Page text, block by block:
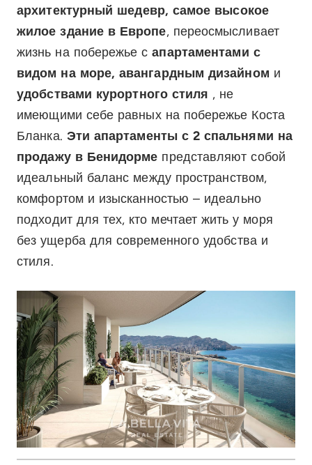
архитектурный шедевр, самое высокое
жилое здание в Европе, переосмысливает
жизнь на побережье сапартаментами с
видом на море, авангардным дизайном и
удобствами курортного стиля , не
имеющими себе равных на побережье Коста
Бланка. Эти апартаменты с 2 спальнями на
продажу в Бенидорме представляют собой
идеальный баланс между пространством,
комфортом и изысканностью – идеально
подходит для тех, кто мечтает жить у моря
без ущерба для современного удобства и
стиля.